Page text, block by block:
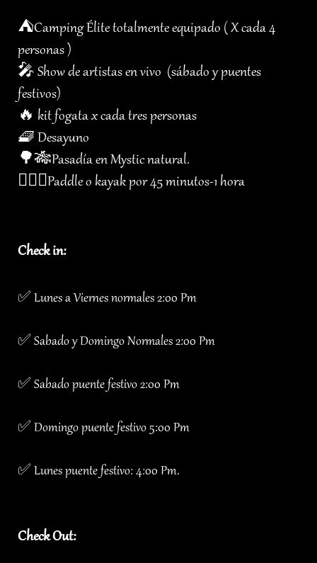
⛺️Camping Élite totalmente equipado ( X cada 4
personas )
🎤 Show de artistas en vivo (sábado y puentes
festivos)
🔥 kit fogata x cada tres personas
🧇 Desayuno
🌳🎋Pasadía en Mystic natural.
🏄🏻‍♂️Paddle o kayak por 45 minutos-1 hora
Check in:
✅ Lunes a Viernes normales 2:00 Pm
✅ Sabado y Domingo Normales 2:00 Pm
✅ Sabado puente festivo 2:00 Pm
✅ Domingo puente festivo 5:00 Pm
✅ Lunes puente festivo: 4:00 Pm.
Check Out: